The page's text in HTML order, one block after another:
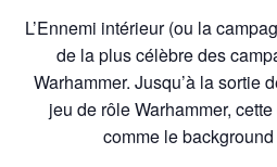
L’Ennemi intérieur (ou la
de la plus célèbre des
Warhammer. Jusqu’à la sortie
jeu de rôle Warhammer,
comme le